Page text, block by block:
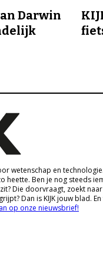
Darwin
wetenschap en
heette. Ben je nog steeds
Die doorvraagt, zoekt
Dan is KIJK jouw blad.
op onze nieuwsbrief!